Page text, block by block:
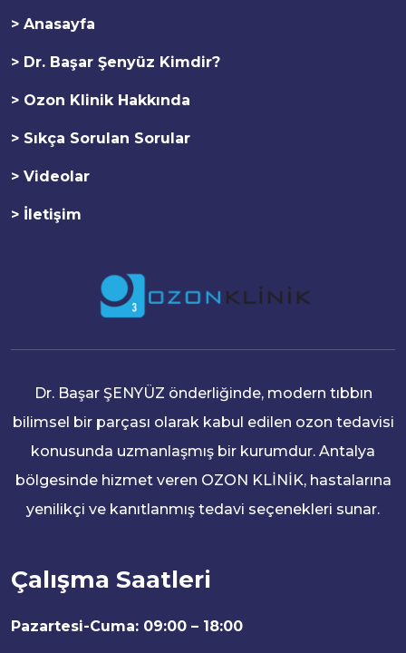
> Anasayfa
> Dr. Başar Şenyüz Kimdir?
> Ozon Klinik Hakkında
> Sıkça Sorulan Sorular
> Videolar
> İletişim
Dr. Başar ŞENYÜZ önderliğinde, modern tıbbın
bilimsel bir parçası olarak kabul edilen ozon tedavisi
konusunda uzmanlaşmış bir kurumdur. Antalya
bölgesinde hizmet veren OZON KLİNİK, hastalarına
yenilikçi ve kanıtlanmış tedavi seçenekleri sunar.
Çalışma Saatleri
Pazartesi-Cuma: 09:00 – 18:00